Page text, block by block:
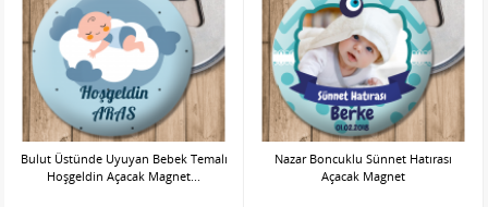
Bulut Üstünde Uyuyan Bebek Temalı
Hoşgeldin Açacak Magnet...
Nazar Boncuklu Sünnet Hatırası
Açacak Magnet